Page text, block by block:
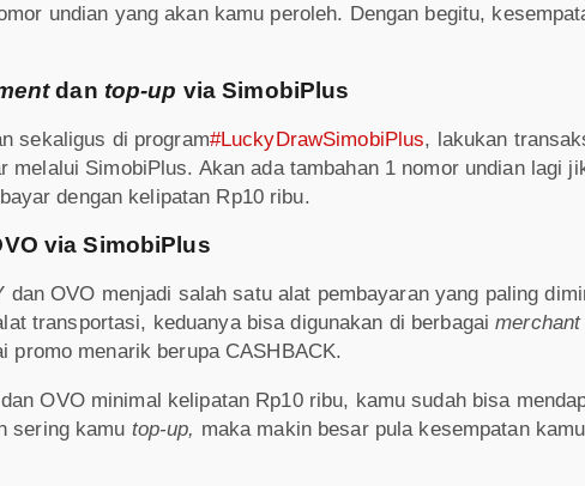
undian yang akan kamu peroleh. Dengan begitu,
dan top-up via SimobiPlus
sekaligus di program#LuckyDrawSimobiPlus, lakukan
melalui SimobiPlus. Akan ada tambahan 1 nomor undian lagi
dengan kelipatan Rp10 ribu.
via SimobiPlus
dan OVO menjadi salah satu alat pembayaran yang paling
transportasi, keduanya bisa digunakan di berbagai merchant
promo menarik berupa CASHBACK.
OVO minimal kelipatan Rp10 ribu, kamu sudah bisa
sering kamu top-up, maka makin besar pula kesempatan